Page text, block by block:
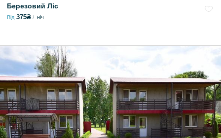
Березовий Ліс
Від 375₴ ніч